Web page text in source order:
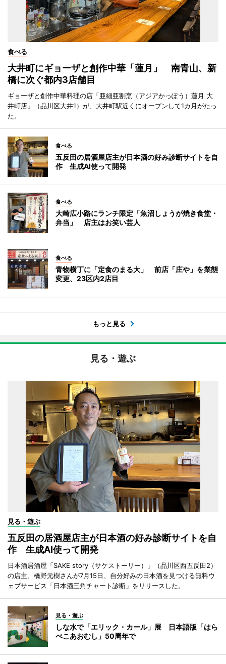
食べる
大井町にギョーザと創作中華「蓮月」 南青山、新
橋に次ぐ都内3店舗目
ギョーザと創作中華料理の店「亜細亜割烹（アジアかっぽう）蓮月 大
井町店」（品川区大井1）が、大井町駅近くにオープンして1カ月がたっ
た。
食べる
五反田の居酒屋店主が日本酒の好み診断サイトを自
作 生成AI使って開発
食べる
大崎広小路にランチ限定「魚沼しょうが焼き食堂・
弁当」 店主はお笑い芸人
食べる
青物横丁に「定食のまる大」 前店「庄や」を業態
変更、23区内2店目
もっと見る
見る・遊ぶ
見る・遊ぶ
五反田の居酒屋店主が日本酒の好み診断サイトを自
作 生成AI使って開発
日本酒居酒屋「SAKE story（サケストーリー）」（品川区西五反田2）
の店主、橋野元樹さんが7月15日、自分好みの日本酒を見つける無料ウ
ェブサービス「日本酒三角チャート診断」をリリースした。
見る・遊ぶ
しな水で「エリック・カール」展 日本語版「はら
ぺこあおむし」50周年で